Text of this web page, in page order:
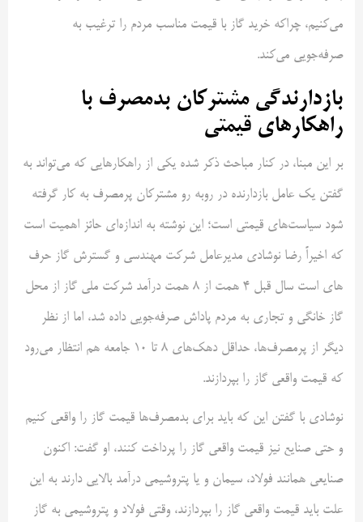
می‌کنیم، چراکه خرید گاز با قیمت مناسب مردم را ترغیب به
صرفه‌جویی می‌کند.
بازدارندگی مشترکان بدمصرف با
راهکارهای قیمتی
بر این مبنا، در کنار مباحث ذکر شده یکی از راهکارهایی که می‌تواند به
گفتن یک عامل بازدارنده در روبه رو مشترکان پرمصرف به کار گرفته
شود سیاست‌های قیمتی است؛ این نوشته به اندازه‌ای حائز اهمیت است
که اخیراً رضا نوشادی مدیرعامل شرکت مهندسی و گسترش گاز حرف
های است سال قبل ۴ همت از ۸ همت درآمد شرکت ملی گاز از محل
گاز خانگی و تجاری به مردم پاداش صرفه‌جویی داده شد، اما از نظر
دیگر از پرمصرف‌ها، حداقل دهک‌های ۸ تا ۱۰ جامعه هم انتظار می‌رود
که قیمت واقعی گاز را بپردازند.
نوشادی با گفتن این که باید برای بدمصرف‌ها قیمت گاز را واقعی کنیم
و حتی صنایع نیز قیمت واقعی گاز را پرداخت کنند، او گفت: اکنون
صنایعی همانند فولاد، سیمان و یا پتروشیمی درآمد بالایی دارند به این
علت باید قیمت واقعی گاز را بپردازند، وقتی فولاد و پتروشیمی به گاز